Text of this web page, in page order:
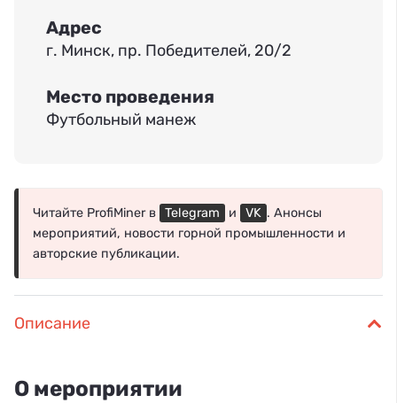
Адрес
г. Минск, пр. Победителей, 20/2
Место проведения
Футбольный манеж
Читайте ProfiMiner в Telegram и VK . Анонсы
мероприятий, новости горной промышленности и
авторские публикации.
Описание
О мероприятии